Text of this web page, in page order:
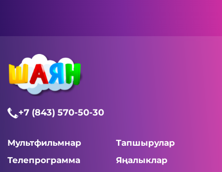
+7 (843) 570-50-30
Мультфильмнар
Тапшырулар
Телепрограмма
Яңалыклар